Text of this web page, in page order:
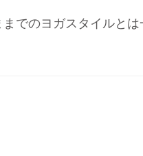
でのヨガスタイルと